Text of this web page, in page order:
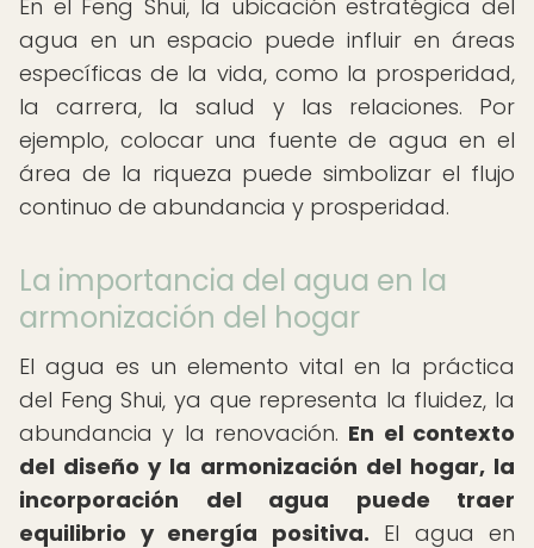
En el Feng Shui, la ubicación estratégica del
agua en un espacio puede influir en áreas
específicas de la vida, como la prosperidad,
la carrera, la salud y las relaciones. Por
ejemplo, colocar una fuente de agua en el
área de la riqueza puede simbolizar el flujo
continuo de abundancia y prosperidad.
La importancia del agua en la
armonización del hogar
El agua es un elemento vital en la práctica
del Feng Shui, ya que representa la fluidez, la
abundancia y la renovación. En el contexto
del diseño y la armonización del hogar, la
incorporación del agua puede traer
equilibrio y energía positiva. El agua en